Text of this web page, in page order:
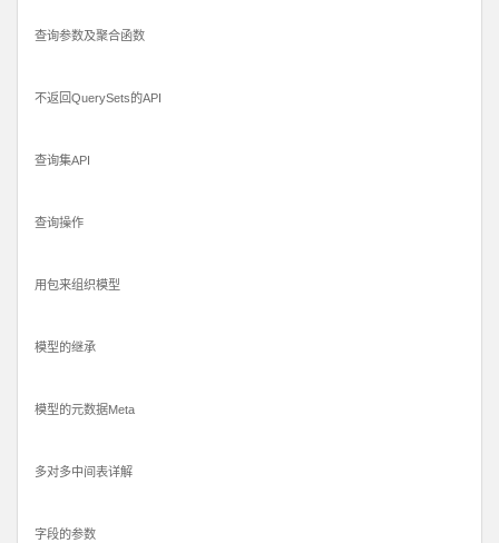
查询参数及聚合函数
不返回QuerySets的API
查询集API
查询操作
用包来组织模型
模型的继承
模型的元数据Meta
多对多中间表详解
字段的参数